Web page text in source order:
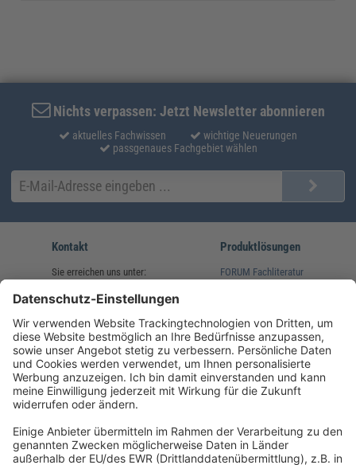
Nichts verpassen: Jetzt Newsletter abonnieren
aktuelles Fachwissen
wichtige Neuerungen
passgenaues Fachgebiet wählen
Kontakt
Sie erreichen uns unter:
(08233) 38 11 23
service@forum-verlag.com
Mo-Do 07:30 - 17:00 Uhr
Fr 07:30 - 15:00 Uhr
Produktlösungen
FORUM Fachliteratur
Folgen Sie uns